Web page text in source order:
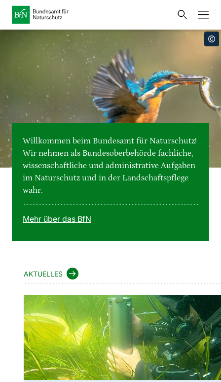
Öffnet
externe
Seite
Link
zur
Startseite
Direkt zur Hauptnavigation
Direkt zur Hauptinhalte
Direkt zur Fusszeile
Bundesamt für Naturschutz
Metanavigation
Startseite
Publikationen
Veranstaltungen
Karten und Daten
Leichte Sprache
Gebärdensprache
Willkommen beim Bundesamt für Naturschutz!
Wir nehmen als Bundesoberbehörde fachliche,
wissenschaftliche und administrative Aufgaben
im Naturschutz und in der Landschaftspflege
wahr.
Mehr über das BfN
AKTUELLES